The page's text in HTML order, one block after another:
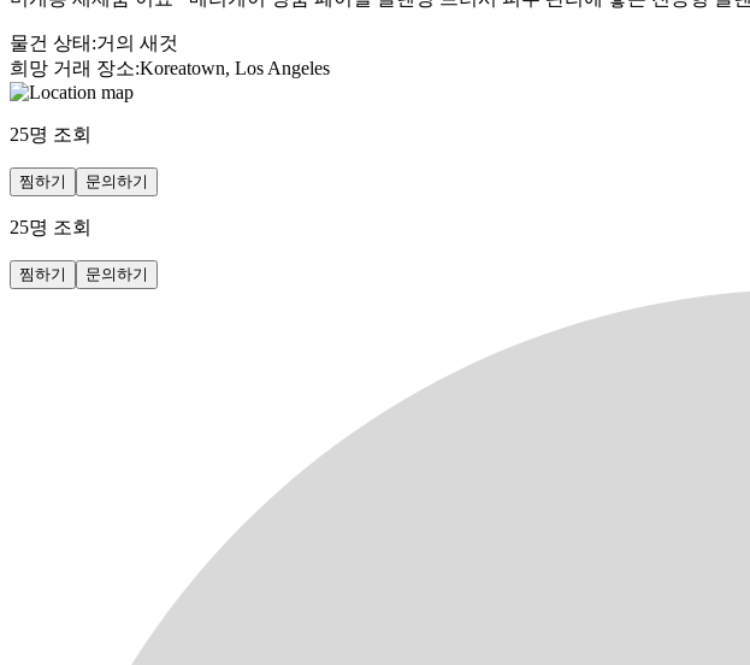
물건 상태 :거의 새것
희망 거래 장소:Koreatown, Los Angeles
25명 조회
찜하기 문의하기
25명 조회
찜하기 문의하기